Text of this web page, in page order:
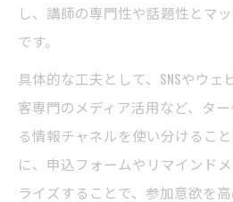
し、講師の専門性や話題性とマ
です。
具体的な工夫として、SNSやウ
客専門のメディア活用など、タ
る情報チャネルを使い分けるこ
に、申込フォームやリマインド
ライズすることで、参加意欲を高